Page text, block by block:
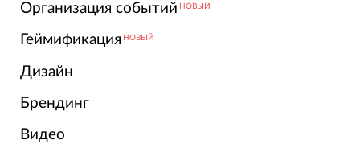
Организация событий НОВЫЙ
Геймификация НОВЫЙ
Дизайн
Брендинг
Видео